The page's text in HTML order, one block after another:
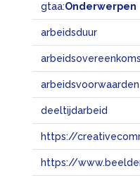
gtaa:Onderwerpen
arbeidsduur
arbeidsvoorwaarden
deeltijdarbeid
https://
https://